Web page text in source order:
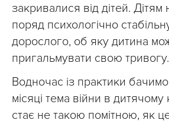
закривалися від дітей. Дітям
поряд психологічно
дорослого, об яку дитина
пригальмувати свою тривогу.
Водночас із практики
місяці тема війни в дитячому
стає не такою помітною, як